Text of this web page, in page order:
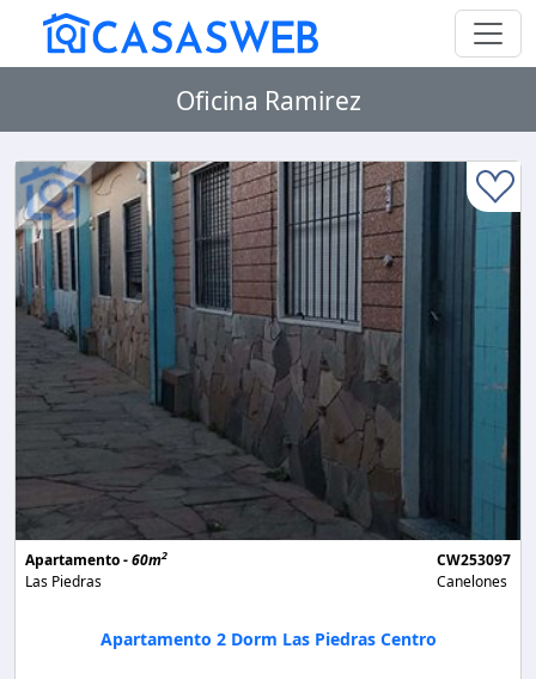
Oficina Ramirez
Apartamento -60m2
Las Piedras
CW253097
Canelones
Apartamento 2 Dorm Las Piedras Centro